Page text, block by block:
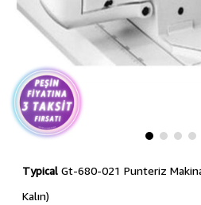
TypicalGt-680-021 Punteriz
Kalın)